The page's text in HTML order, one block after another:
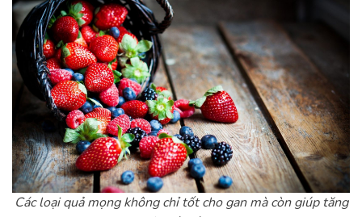
Các loại quả mọng không chỉ tốt cho gan mà còn giúp tăng